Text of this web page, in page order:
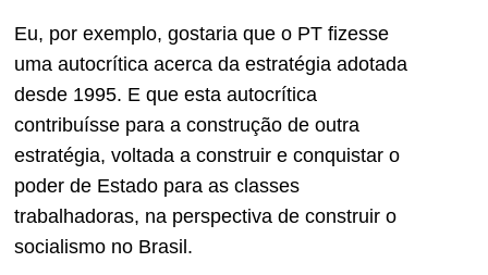
Eu, por exemplo, gostaria que o PT fizesse
uma autocrítica acerca da estratégia adotada
desde 1995. E que esta autocrítica
contribuísse para a construção de outra
estratégia, voltada a construir e conquistar o
poder de Estado para as classes
trabalhadoras, na perspectiva de construir o
socialismo no Brasil.